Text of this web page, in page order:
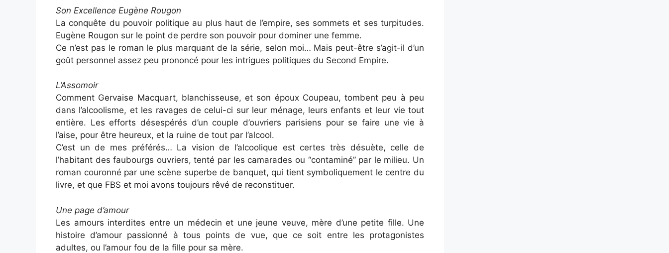
Son Excellence Eugène Rougon
La conquête du pouvoir politique au plus haut de l’empire, ses sommets et ses turpitudes.
Eugène Rougon sur le point de perdre son pouvoir pour dominer une femme.
Ce n’est pas le roman le plus marquant de la série, selon moi… Mais peut-être s’agit-il d’un
goût personnel assez peu prononcé pour les intrigues politiques du Second Empire.
L’Assomoir
Comment Gervaise Macquart, blanchisseuse, et son époux Coupeau, tombent peu à peu
dans l’alcoolisme, et les ravages de celui-ci sur leur ménage, leurs enfants et leur vie tout
entière. Les efforts désespérés d’un couple d’ouvriers parisiens pour se faire une vie à
l’aise, pour être heureux, et la ruine de tout par l’alcool.
C’est un de mes préférés… La vision de l’alcoolique est certes très désuète, celle de
l’habitant des faubourgs ouvriers, tenté par les camarades ou “contaminé” par le milieu. Un
roman couronné par une scène superbe de banquet, qui tient symboliquement le centre du
livre, et que FBS et moi avons toujours rêvé de reconstituer.
Une page d’amour
Les amours interdites entre un médecin et une jeune veuve, mère d’une petite fille. Une
histoire d’amour passionné à tous points de vue, que ce soit entre les protagonistes
adultes, ou l’amour fou de la fille pour sa mère.